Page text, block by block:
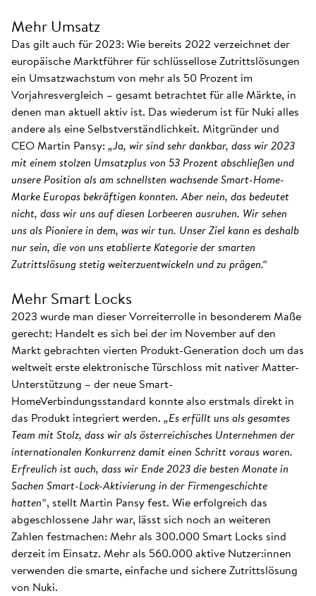
Mehr Umsatz
Das gilt auch für 2023: Wie bereits 2022 verzeichnet der
europäische Marktführer für schlüssellose Zutrittslösungen
ein Umsatzwachstum von mehr als 50 Prozent im
Vorjahresvergleich – gesamt betrachtet für alle Märkte, in
denen man aktuell aktiv ist. Das wiederum ist für Nuki alles
andere als eine Selbstverständlichkeit. Mitgründer und
CEO Martin Pansy: „Ja, wir sind sehr dankbar, dass wir 2023
mit einem stolzen Umsatzplus von 53 Prozent abschließen und
unsere Position als am schnellsten wachsende Smart-Home-
Marke Europas bekräftigen konnten. Aber nein, das bedeutet
nicht, dass wir uns auf diesen Lorbeeren ausruhen. Wir sehen
uns als Pioniere in dem, was wir tun. Unser Ziel kann es deshalb
nur sein, die von uns etablierte Kategorie der smarten
Zutrittslösung stetig weiterzuentwickeln und zu prägen.“
Mehr Smart Locks
2023 wurde man dieser Vorreiterrolle in besonderem Maße
gerecht: Handelt es sich bei der im November auf den
Markt gebrachten vierten Produkt-Generation doch um das
weltweit erste elektronische Türschloss mit nativer Matter-
Unterstützung – der neue Smart-
HomeVerbindungsstandard konnte also erstmals direkt in
das Produkt integriert werden. „Es erfüllt uns als gesamtes
Team mit Stolz, dass wir als österreichisches Unternehmen der
internationalen Konkurrenz damit einen Schritt voraus waren.
Erfreulich ist auch, dass wir Ende 2023 die besten Monate in
Sachen Smart-Lock-Aktivierung in der Firmengeschichte
hatten“, stellt Martin Pansy fest. Wie erfolgreich das
abgeschlossene Jahr war, lässt sich noch an weiteren
Zahlen festmachen: Mehr als 300.000 Smart Locks sind
derzeit im Einsatz. Mehr als 560.000 aktive Nutzer:innen
verwenden die smarte, einfache und sichere Zutrittslösung
von Nuki.